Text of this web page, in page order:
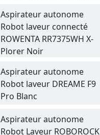
Aspirateur autonome
Robot laveur connecté
ROWENTA RR7375WH X-
Plorer Noir
Aspirateur autonome
Robot laveur DREAME F9
Pro Blanc
Aspirateur autonome
Robot Laveur ROBOROCK